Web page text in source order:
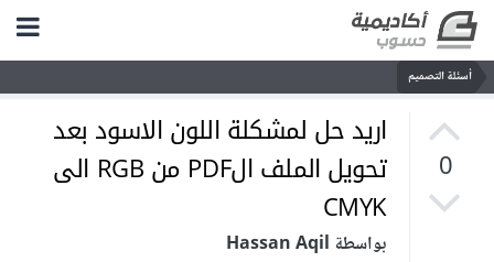
أسئلة التصميم
0
اريد حل لمشكلة اللون الاسود بعد
تحويل الملف الPDF من RGB الى
CMYK
بواسطة Hassan Aqil